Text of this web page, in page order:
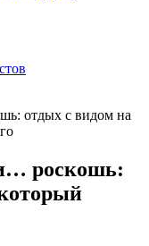
отдых с видом на
роскошь: